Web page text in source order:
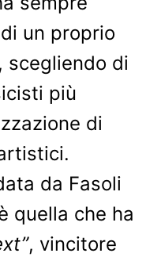
un proprio
scegliendo di
più
di
da Fasoli
quella che ha
, vincitore